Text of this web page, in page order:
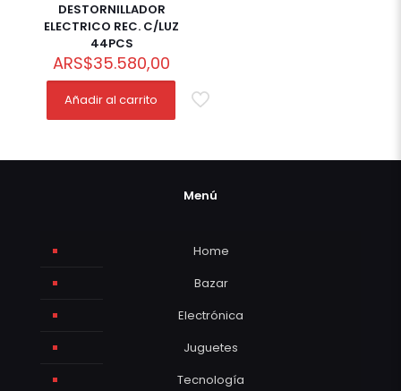
DESTORNILLADOR
ELECTRICO REC. C/LUZ
44PCS
ARS$35.580,00
Añadir al carrito
Menú
Home
Bazar
Electrónica
Juguetes
Tecnología